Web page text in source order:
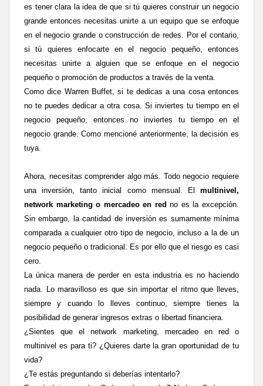
es tener clara la idea de que si tú quieres construir un negocio
grande entonces necesitas unirte a un equipo que se enfoque
en el negocio grande o construcción de redes. Por el contario,
si tú quieres enfocarte en el negocio pequeño, entonces
necesitas unirte a alguien que se enfoque en el negocio
pequeño o promoción de productos a través de la venta.
Como dice Warren Buffet, si te dedicas a una cosa entonces
no te puedes dedicar a otra cosa. Si inviertes tu tiempo en el
negocio pequeño, entonces no inviertes tu tiempo en el
negocio grande. Como mencioné anteriormente, la decisión es
tuya.
Ahora, necesitas comprender algo más. Todo negocio requiere
una inversión, tanto inicial como mensual. El multinivel,
network marketing o mercadeo en red no es la excepción.
Sin embargo, la cantidad de inversión es sumamente mínima
comparada a cualquier otro tipo de negocio, incluso a la de un
negocio pequeño o tradicional. Es por ello que el riesgo es casi
cero.
La única manera de perder en esta industria es no haciendo
nada. Lo maravilloso es que sin importar el ritmo que lleves,
siempre y cuando lo lleves continuo, siempre tienes la
posibilidad de generar ingresos extras o libertad financiera.
¿Sientes que el network marketing, mercadeo en red o
multinivel es para ti? ¿Quieres darte la gran oportunidad de tu
vida?
¿Te estás preguntando si deberías intentarlo?